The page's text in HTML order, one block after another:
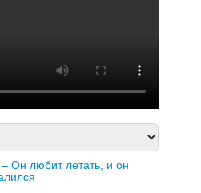
Он любит летать, и он